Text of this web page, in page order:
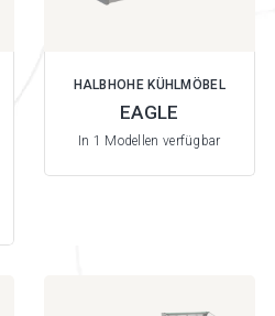
HALBHOHE KÜHLMÖBEL
EAGLE
In 1 Modellen verfügbar